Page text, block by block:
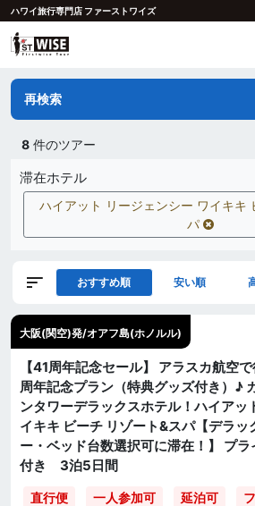
ハワイ旅行専門店 ファーストワイズ
再検索
8 件のツアー
滞在ホテル
ハイアット リージェンシー ワイキキ
パ
おすすめ順 安い順
大阪(関空)発/オアフ島(ホノルル)
【41周年記念セール】 アラスカ航空
周年記念プラン（特典グッズ付き）♪
ンタワーデラックスホテル！ハイアッ
イキキ ビーチ リゾート&スパ【デラッ
ー・ベッド台数選択可に滞在！】 プ
付き 3泊5日間
直行便 一人参加可 延泊可